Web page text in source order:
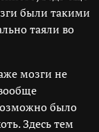
были такими
таяли во
мозги не
было
Здесь тем